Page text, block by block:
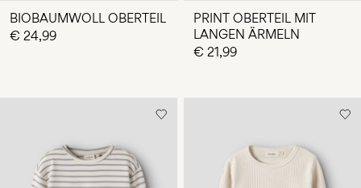
BIOBAUMWOLL OBERTEIL
€ 24,99
PRINT OBERTEIL MIT
LANGEN ÄRMELN
€ 21,99